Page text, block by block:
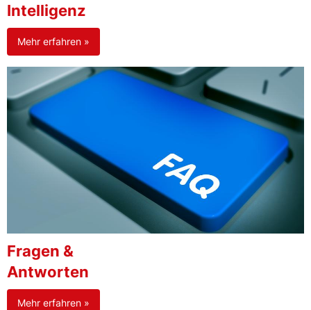
Intelligenz
Mehr erfahren »
Fragen &
Antworten
Mehr erfahren »